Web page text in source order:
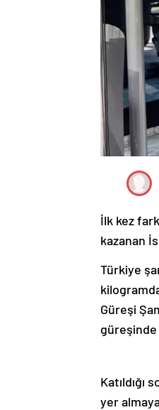
İlk kez
kazanan
Türkiye
Güreşi
Katıldığı
yer